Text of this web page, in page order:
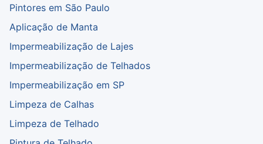
Pintores em São Paulo
Aplicação de Manta
Impermeabilização de Lajes
Impermeabilização de Telhados
Impermeabilização em SP
Limpeza de Calhas
Limpeza de Telhado